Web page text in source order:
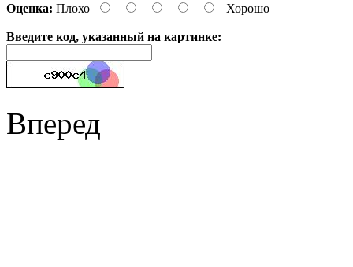
Оценка: Плохо Хорошо
Введите код, указанный на картинке:
Вперед